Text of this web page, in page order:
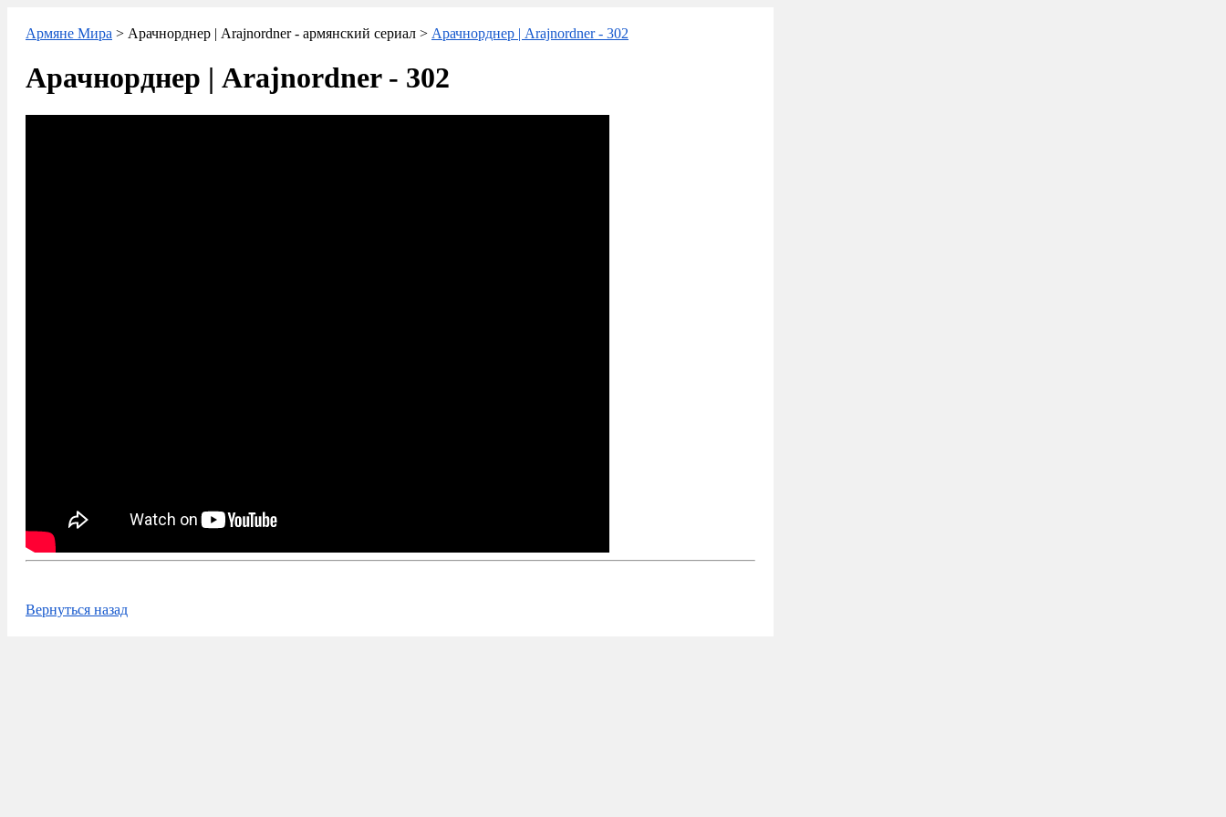
Армяне Мира > Арачнорднер | Arajnordner - армянский сериал > Арачнорднер | Arajnordner - 302
Арачнорднер | Arajnordner - 302
Вернуться назад